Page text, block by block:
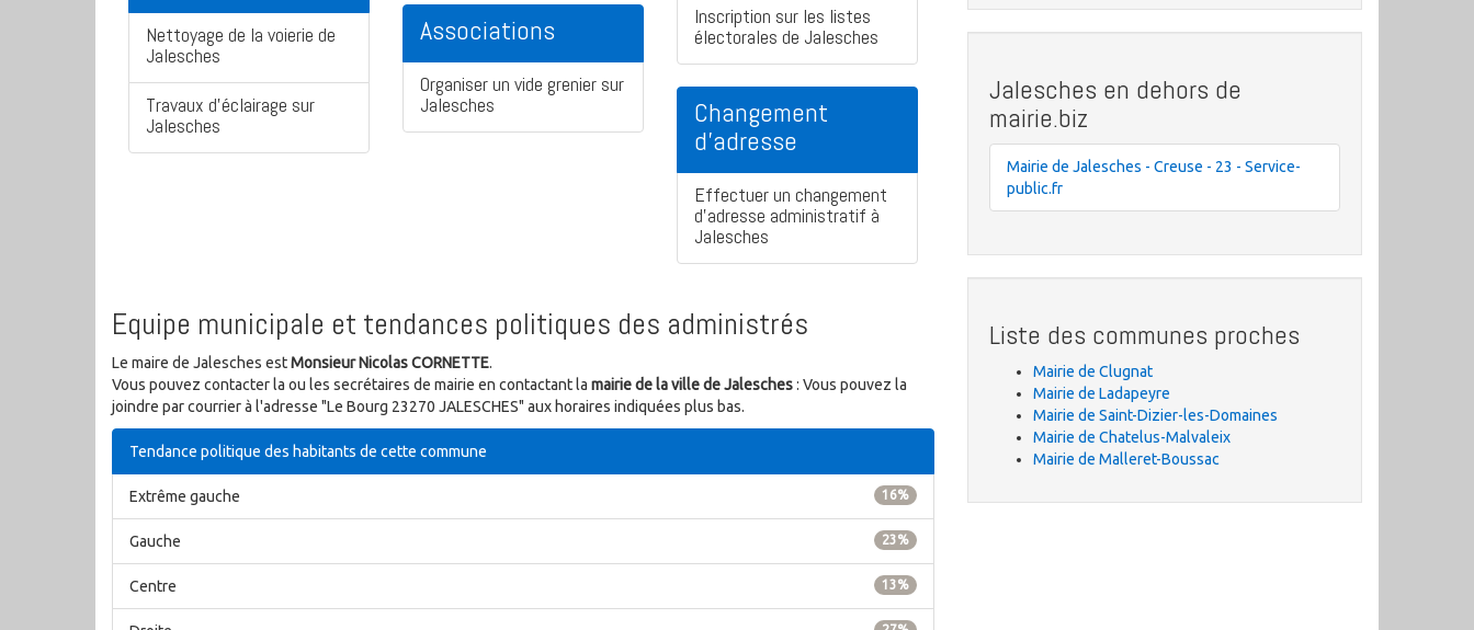
Nettoyage de la voierie de
Jalesches
Travaux d'éclairage sur
Jalesches
Associations
Organiser un vide grenier sur
Jalesches
Inscription sur les listes
électorales de Jalesches
Changement
d'adresse
Effectuer un changement
d'adresse administratif à
Jalesches
Equipe municipale et tendances politiques des administrés
Le maire de Jalesches estMonsieur Nicolas CORNETTE.
Vous pouvez contacter la ou les secrétaires de mairie en contactant la mairie de la ville de Jalesches: Vous pouvez la
joindre par courrier à l'adresse "Le Bourg 23270 JALESCHES" aux horaires indiquées plus bas.
Tendance politique des habitants de cette commune
16%
Extrême gauche
23%
Gauche
13%
Centre
Jalesches en dehors de
mairie.biz
Mairie de Jalesches - Creuse - 23 - Service-
public.fr
Liste des communes proches
Mairie de Clugnat
Mairie de Ladapeyre
Mairie de Saint-Dizier-les-Domaines
Mairie de Chatelus-Malvaleix
Mairie de Malleret-Boussac